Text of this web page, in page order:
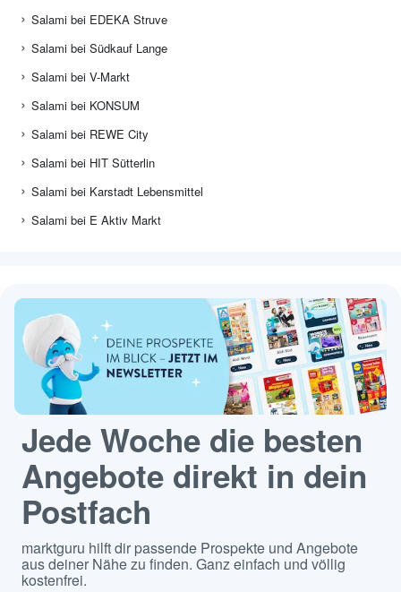
Salami bei EDEKA Struve
Salami bei Südkauf Lange
Salami bei V-Markt
Salami bei KONSUM
Salami bei REWE City
Salami bei HIT Sütterlin
Salami bei Karstadt Lebensmittel
Salami bei E Aktiv Markt
Jede Woche die besten
Angebote direkt in dein
Postfach
marktguru hilft dir passende Prospekte und Angebote
aus deiner Nähe zu finden. Ganz einfach und völlig
kostenfrei.